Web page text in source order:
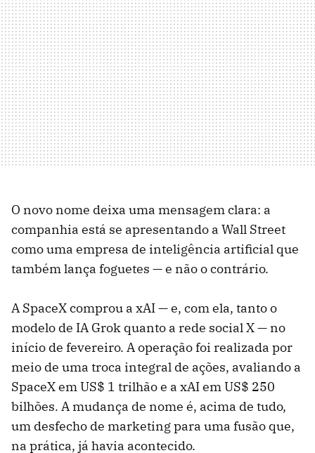
O novo nome deixa uma mensagem clara: a
companhia está se apresentando a Wall Street
como uma empresa de inteligência artificial que
também lança foguetes — e não o contrário.
A SpaceX comprou a xAI — e, com ela, tanto o
modelo de IA Grok quanto a rede social X — no
início de fevereiro. A operação foi realizada por
meio de uma troca integral de ações, avaliando a
SpaceX em US$ 1 trilhão e a xAI em US$ 250
bilhões. A mudança de nome é, acima de tudo,
um desfecho de marketing para uma fusão que,
na prática, já havia acontecido.